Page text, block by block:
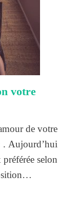
votre
de votre
. Aujourd’hui
selon